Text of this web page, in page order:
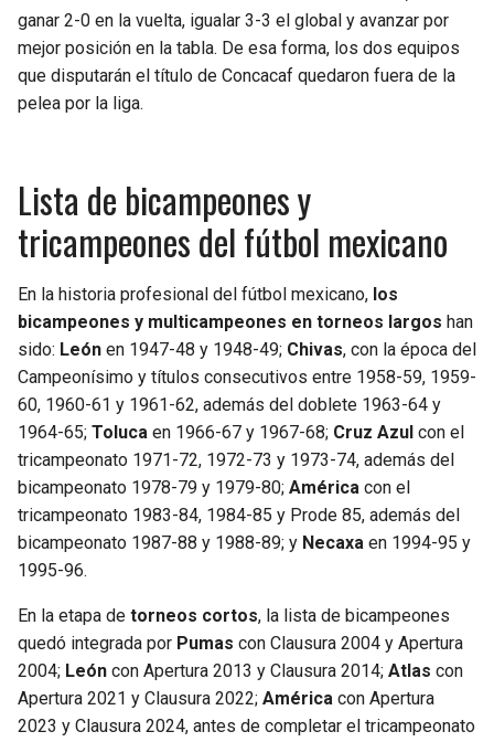
ganar 2-0 en la vuelta, igualar 3-3 el global y avanzar por
mejor posición en la tabla. De esa forma, los dos equipos
que disputarán el título de Concacaf quedaron fuera de la
pelea por la liga.
Lista de bicampeones y
tricampeones del fútbol mexicano
En la historia profesional del fútbol mexicano, los
bicampeones y multicampeones en torneos largos han
sido: León en 1947-48 y 1948-49; Chivas, con la época del
Campeonísimo y títulos consecutivos entre 1958-59, 1959-
60, 1960-61 y 1961-62, además del doblete 1963-64 y
1964-65; Toluca en 1966-67 y 1967-68; Cruz Azul con el
tricampeonato 1971-72, 1972-73 y 1973-74, además del
bicampeonato 1978-79 y 1979-80; América con el
tricampeonato 1983-84, 1984-85 y Prode 85, además del
bicampeonato 1987-88 y 1988-89; y Necaxa en 1994-95 y
1995-96.
En la etapa de torneos cortos, la lista de bicampeones
quedó integrada por Pumas con Clausura 2004 y Apertura
2004; León con Apertura 2013 y Clausura 2014; Atlas con
Apertura 2021 y Clausura 2022; América con Apertura
2023 y Clausura 2024, antes de completar el tricampeonato